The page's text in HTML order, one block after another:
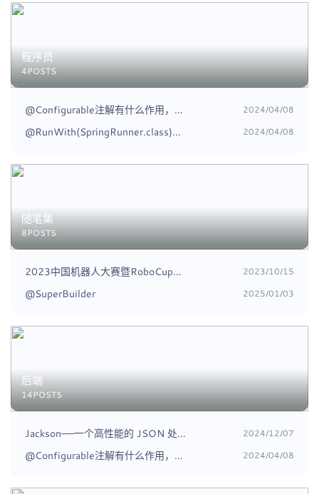
程序员
4POSTS
@Configurable注解有什么作用，和@Configuration有什么区别 2024/04/08
@RunWith(SpringRunner.class)什么时候使用，为什么有时候只需要@SpringBootTest就可以了 2024/04/08
随笔集
8POSTS
2023中国机器人大赛暨RoboCup机器人世界杯中国赛救援仿真随笔 2023/10/15
@SuperBuilder 2025/01/03
后端
14POSTS
Jackson——一个高性能的 JSON 处理库 2024/12/07
@Configurable注解有什么作用，和@Configuration有什么区别 2024/04/08